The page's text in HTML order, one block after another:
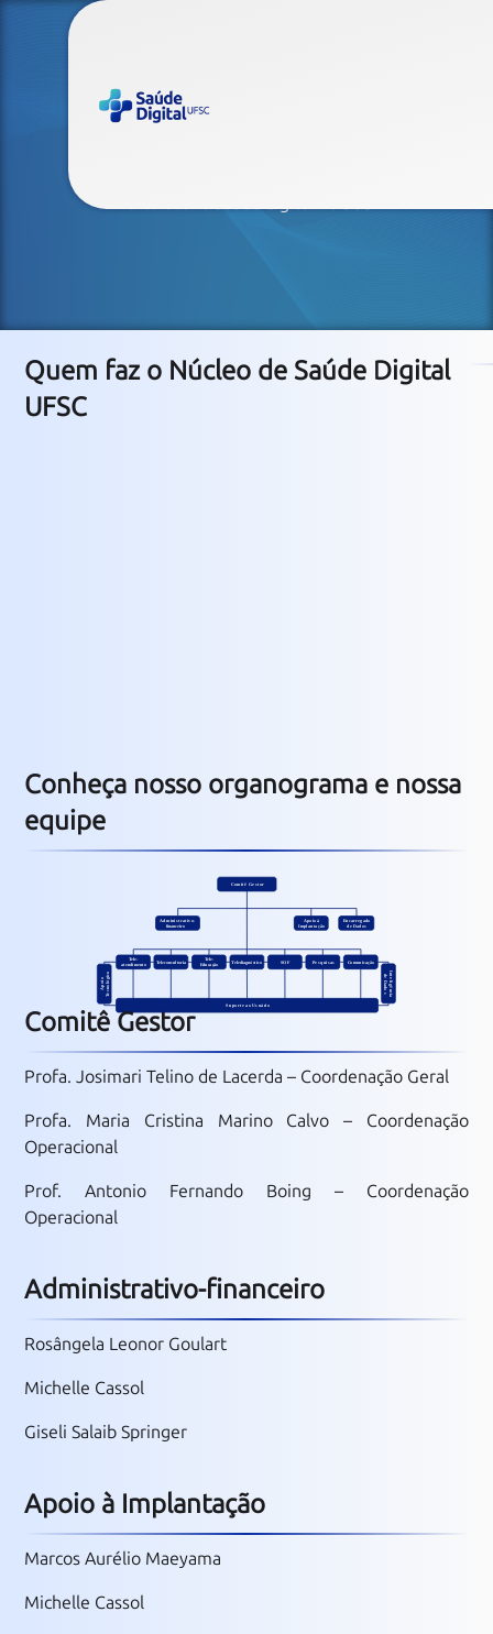
Quem faz o Núcleo de Saúde Digital
UFSC
Conheça nosso organograma e nossa
equipe
Comitê Gestor
Profa. Josimari Telino de Lacerda – Coordenação Geral
Profa. Maria Cristina Marino Calvo – Coordenação
Operacional
Prof. Antonio Fernando Boing – Coordenação
Operacional
Administrativo-financeiro
Rosângela Leonor Goulart
Michelle Cassol
Giseli Salaib Springer
Apoio à Implantação
Marcos Aurélio Maeyama
Michelle Cassol